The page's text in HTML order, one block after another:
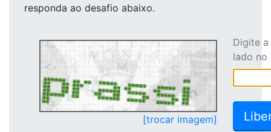
responda ao desafio abaixo.
[trocar imagem]
Digite
lado no